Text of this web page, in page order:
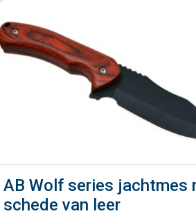
AB Wolf series jachtmes
schede van leer